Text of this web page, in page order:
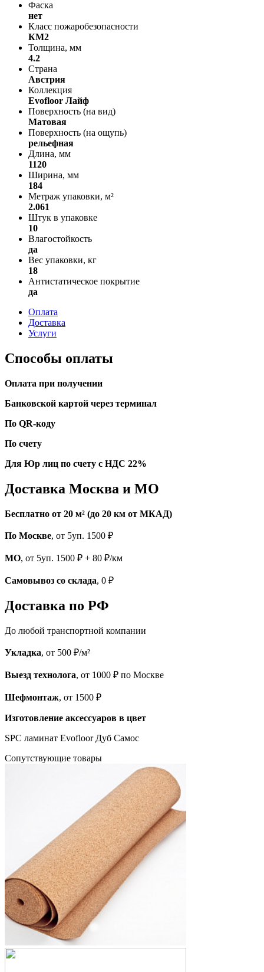
Фаска
нет
Класс пожаробезопасности
КМ2
Толщина, мм
4.2
Страна
Австрия
Коллекция
Evofloor Лайф
Поверхность (на вид)
Матовая
Поверхность (на ощупь)
рельефная
Длина, мм
1120
Ширина, мм
184
Метраж упаковки, м²
2.061
Штук в упаковке
10
Влагостойкость
да
Вес упаковки, кг
18
Антистатическое покрытие
да
Оплата
Доставка
Услуги
Способы оплаты
Оплата при получении
Банковской картой через терминал
По QR-коду
По счету
Для Юр лиц по счету с НДС 22%
Доставка Москва и МО
Бесплатно от 20 м² (до 20 км от МКАД)
По Москве, от 5уп. 1500 ₽
МО, от 5уп. 1500 ₽ + 80 ₽/км
Самовывоз со склада, 0 ₽
Доставка по РФ
До любой транспортной компании
Укладка, от 500 ₽/м²
Выезд технолога, от 1000 ₽ по Москве
Шефмонтаж, от 1500 ₽
Изготовление аксессуаров в цвет
SPC ламинат Evofloor Дуб Самос
Cопутствующие товары